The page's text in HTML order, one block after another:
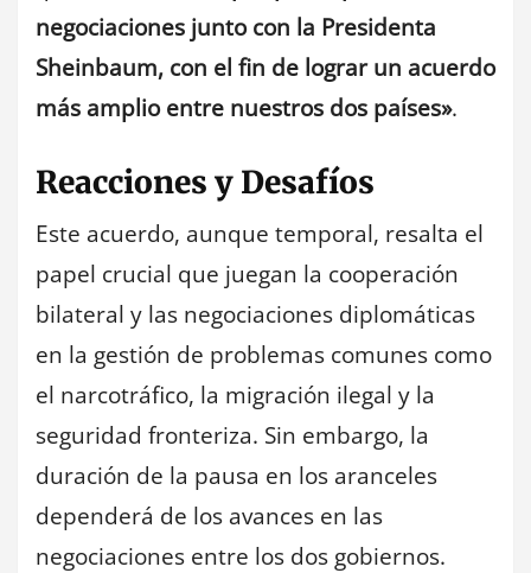
negociaciones junto con la Presidenta
Sheinbaum, con el fin de lograr un acuerdo
más amplio entre nuestros dos países».
Reacciones y Desafíos
Este acuerdo, aunque temporal, resalta el
papel crucial que juegan la cooperación
bilateral y las negociaciones diplomáticas
en la gestión de problemas comunes como
el narcotráfico, la migración ilegal y la
seguridad fronteriza. Sin embargo, la
duración de la pausa en los aranceles
dependerá de los avances en las
negociaciones entre los dos gobiernos.